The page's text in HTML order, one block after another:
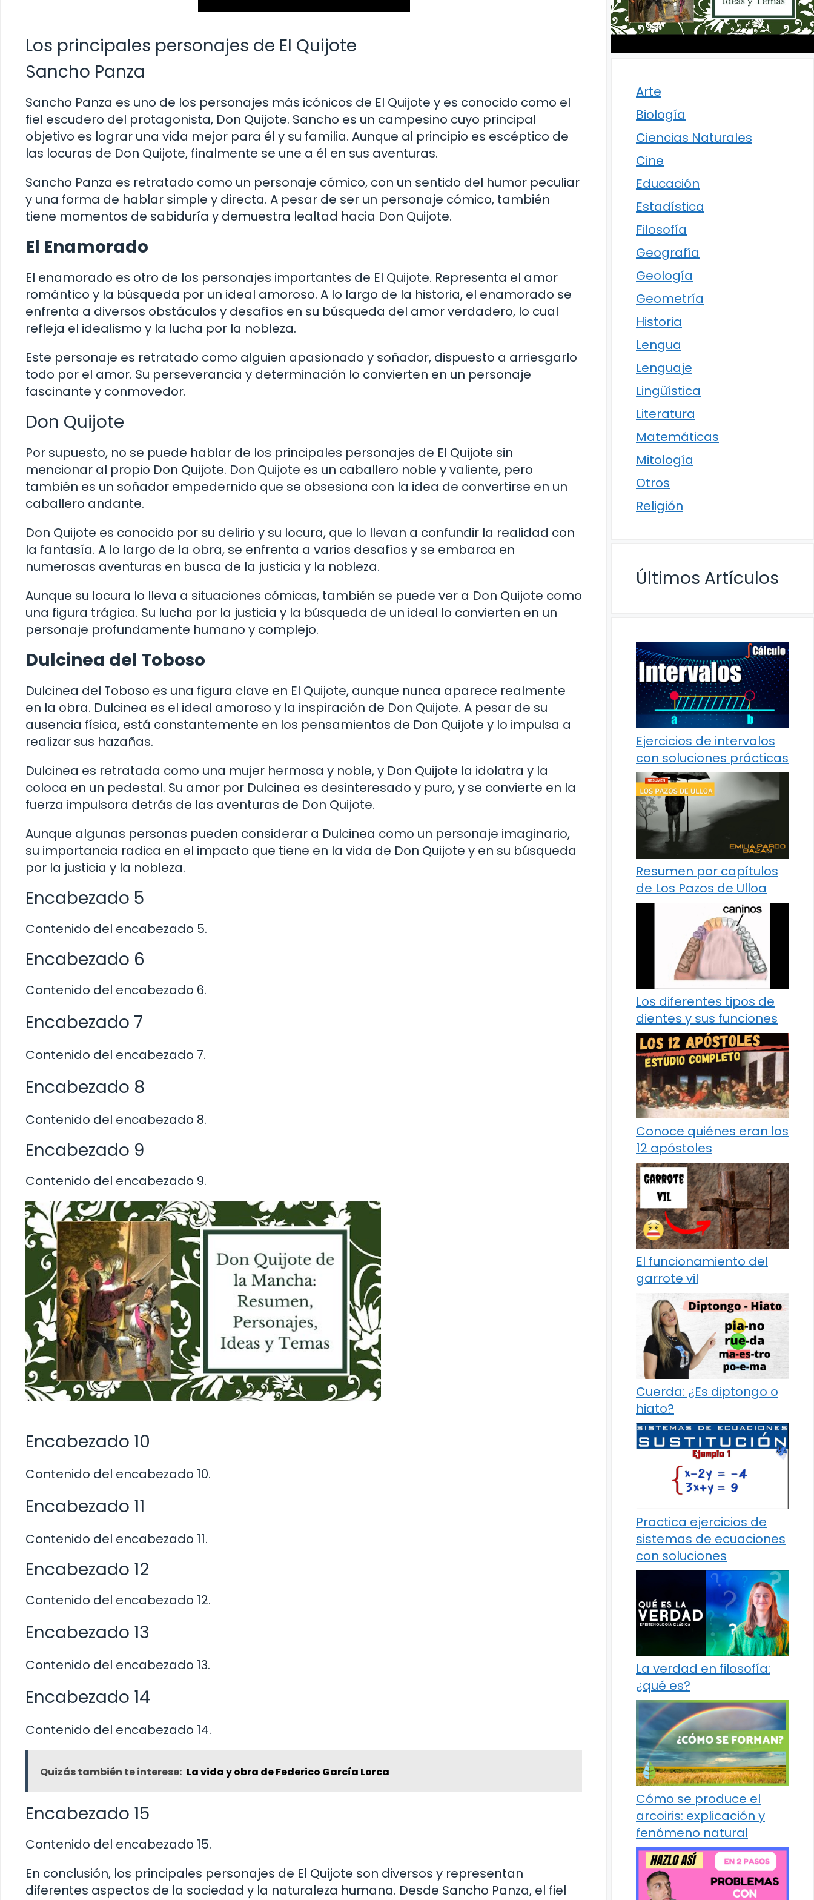
Los principales personajes de El Quijote
Sancho Panza
Sancho Panza es uno de los personajes más icónicos de El Quijote y es conocido como el
fiel escudero del protagonista, Don Quijote. Sancho es un campesino cuyo principal
objetivo es lograr una vida mejor para él y su familia. Aunque al principio es escéptico de
las locuras de Don Quijote, finalmente se une a él en sus aventuras.
Sancho Panza es retratado como un personaje cómico, con un sentido del humor peculiar
y una forma de hablar simple y directa. A pesar de ser un personaje cómico, también
tiene momentos de sabiduría y demuestra lealtad hacia Don Quijote.
El Enamorado
El enamorado es otro de los personajes importantes de El Quijote. Representa el amor
romántico y la búsqueda por un ideal amoroso. A lo largo de la historia, el enamorado se
enfrenta a diversos obstáculos y desafíos en su búsqueda del amor verdadero, lo cual
refleja el idealismo y la lucha por la nobleza.
Este personaje es retratado como alguien apasionado y soñador, dispuesto a arriesgarlo
todo por el amor. Su perseverancia y determinación lo convierten en un personaje
fascinante y conmovedor.
Don Quijote
Por supuesto, no se puede hablar de los principales personajes de El Quijote sin
mencionar al propio Don Quijote. Don Quijote es un caballero noble y valiente, pero
también es un soñador empedernido que se obsesiona con la idea de convertirse en un
caballero andante.
Don Quijote es conocido por su delirio y su locura, que lo llevan a confundir la realidad con
la fantasía. A lo largo de la obra, se enfrenta a varios desafíos y se embarca en
numerosas aventuras en busca de la justicia y la nobleza.
Aunque su locura lo lleva a situaciones cómicas, también se puede ver a Don Quijote como
una figura trágica. Su lucha por la justicia y la búsqueda de un ideal lo convierten en un
personaje profundamente humano y complejo.
Dulcinea del Toboso
Dulcinea del Toboso es una figura clave en El Quijote, aunque nunca aparece realmente
en la obra. Dulcinea es el ideal amoroso y la inspiración de Don Quijote. A pesar de su
ausencia física, está constantemente en los pensamientos de Don Quijote y lo impulsa a
realizar sus hazañas.
Dulcinea es retratada como una mujer hermosa y noble, y Don Quijote la idolatra y la
coloca en un pedestal. Su amor por Dulcinea es desinteresado y puro, y se convierte en la
fuerza impulsora detrás de las aventuras de Don Quijote.
Aunque algunas personas pueden considerar a Dulcinea como un personaje imaginario,
su importancia radica en el impacto que tiene en la vida de Don Quijote y en su búsqueda
por la justicia y la nobleza.
Encabezado 5
Contenido del encabezado 5.
Encabezado 6
Contenido del encabezado 6.
Encabezado 7
Contenido del encabezado 7.
Encabezado 8
Contenido del encabezado 8.
Encabezado 9
Contenido del encabezado 9.
Encabezado 10
Contenido del encabezado 10.
Encabezado 11
Contenido del encabezado 11.
Encabezado 12
Contenido del encabezado 12.
Encabezado 13
Contenido del encabezado 13.
Encabezado 14
Contenido del encabezado 14.
Quizás también te interese: La vida y obra de Federico García Lorca
Encabezado 15
Contenido del encabezado 15.
En conclusión, los principales personajes de El Quijote son diversos y representan
diferentes aspectos de la sociedad y la naturaleza humana. Desde Sancho Panza, el fiel
Arte
Biología
Ciencias Naturales
Cine
Educación
Estadística
Filosofía
Geografía
Geología
Geometría
Historia
Lengua
Lenguaje
Lingüística
Literatura
Matemáticas
Mitología
Otros
Religión
Últimos Artículos
Ejercicios de intervalos
con soluciones prácticas
Resumen por capítulos
de Los Pazos de Ulloa
Los diferentes tipos de
dientes y sus funciones
Conoce quiénes eran los
12 apóstoles
El funcionamiento del
garrote vil
Cuerda: ¿Es diptongo o
hiato?
Practica ejercicios de
sistemas de ecuaciones
con soluciones
La verdad en filosofía:
¿qué es?
Cómo se produce el
arcoiris: explicación y
fenómeno natural